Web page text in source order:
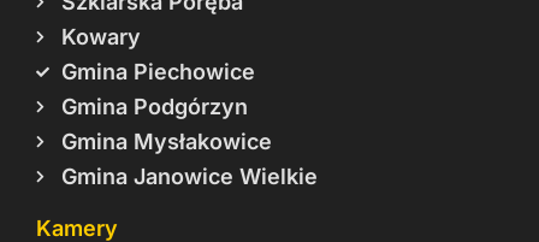
Kowary
Gmina Piechowice
Gmina Podgórzyn
Gmina Mysłakowice
Gmina Janowice Wielkie
Kamery